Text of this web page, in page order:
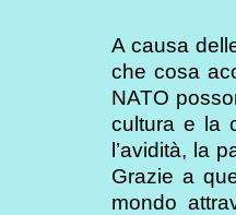
A causa
che cosa
NATO
cultura e la
l’avidità, la
Grazie a
mondo